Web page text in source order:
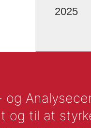
2025
og
og til at